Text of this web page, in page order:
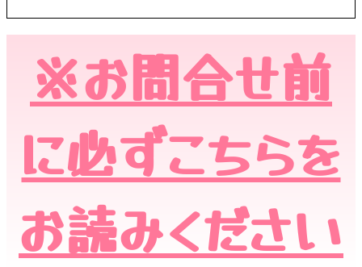
※お問合せ前
に必ずこちらを
お読みください